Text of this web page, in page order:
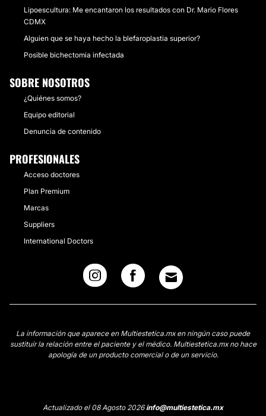
Lipoescultura: Me encantaron los resultados con Dr. Mario Flores
CDMX
Alguien que se haya hecho la blefaroplastia superior?
Posible bichectomia infectada
SOBRE NOSOTROS
¿Quiénes somos?
Equipo editorial
Denuncia de contenido
PROFESIONALES
Acceso doctores
Plan Premium
Marcas
Suppliers
International Doctors
La información que aparece en Multiestetica.mx en ningún caso puede
sustituir la relación entre el paciente y el médico. Multiestetica.mx no hace
apología de un producto comercial o de un servicio.
Actualizado el 08 Agosto 2026info@multiestetica.mx